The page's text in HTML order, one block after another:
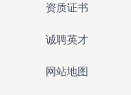
资质证书
诚聘英才
网站地图